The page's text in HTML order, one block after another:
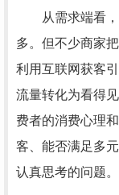
从需求端看，
多。但不少商家
利用互联网获客
流量转化为看得
费者的消费心理
客、能否满足多
认真思考的问题。